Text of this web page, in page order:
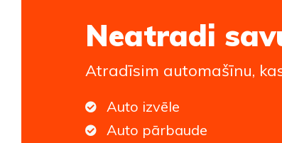
Neatradi
Atradīsim automašīnu,
Auto izvēle
Auto pārbaude